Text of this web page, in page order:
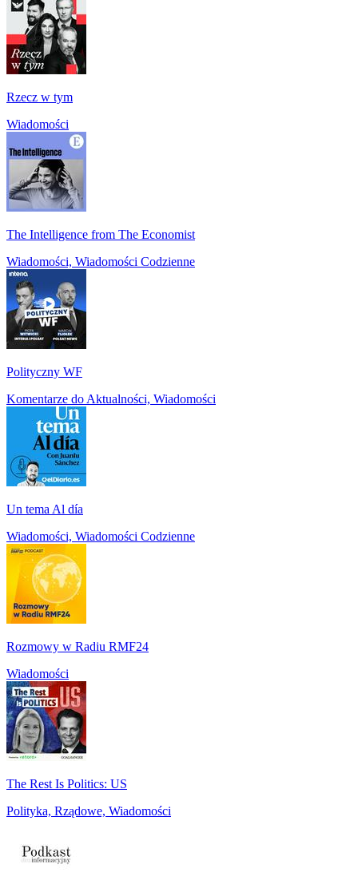
Rzecz w tym
Wiadomości
The Intelligence from The Economist
Wiadomości, Wiadomości Codzienne
Polityczny WF
Komentarze do Aktualności, Wiadomości
Un tema Al día
Wiadomości, Wiadomości Codzienne
Rozmowy w Radiu RMF24
Wiadomości
The Rest Is Politics: US
Polityka, Rządowe, Wiadomości